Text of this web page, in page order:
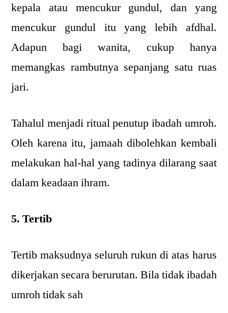
kepala atau mencukur gundul, dan yang
mencukur gundul itu yang lebih afdhal.
Adapun bagi wanita, cukup hanya
memangkas rambutnya sepanjang satu ruas
jari.
Tahalul menjadi ritual penutup ibadah umroh.
Oleh karena itu, jamaah dibolehkan kembali
melakukan hal-hal yang tadinya dilarang saat
dalam keadaan ihram.
5. Tertib
Tertib maksudnya seluruh rukun di atas harus
dikerjakan secara berurutan. Bila tidak ibadah
umroh tidak sah